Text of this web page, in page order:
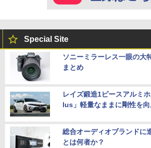
Special Site
ソニーミラーレス一眼の大
まとめ
レイズ鍛造1ピースアルミ
lus」軽量なままに剛性を向
総合オーディオブランドに
とは何者か？